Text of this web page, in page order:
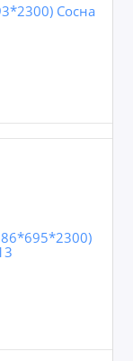
Сосна